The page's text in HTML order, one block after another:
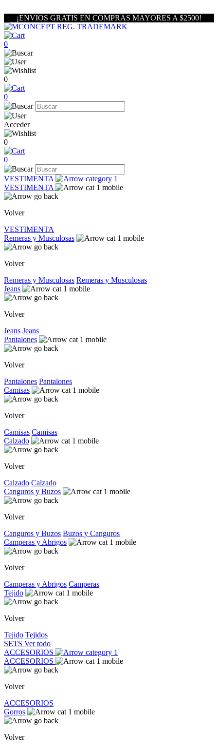
¡ENVIOS GRATIS EN COMPRAS MAYORES A $2500!
0
0
0
Acceder
0
0
VESTIMENTA
VESTIMENTA
Volver
VESTIMENTA
Remeras y Musculosas
Volver
Remeras y Musculosas Remeras y Musculosas
Jeans
Volver
Jeans Jeans
Pantalones
Volver
Pantalones Pantalones
Camisas
Volver
Camisas Camisas
Calzado
Volver
Calzado Calzado
Canguros y Buzos
Volver
Canguros y Buzos Buzos y Canguros
Camperas y Abrigos
Volver
Camperas y Abrigos Camperas
Tejido
Volver
Tejido Tejidos
SETS Ver todo
ACCESORIOS
ACCESORIOS
Volver
ACCESORIOS
Gorros
Volver